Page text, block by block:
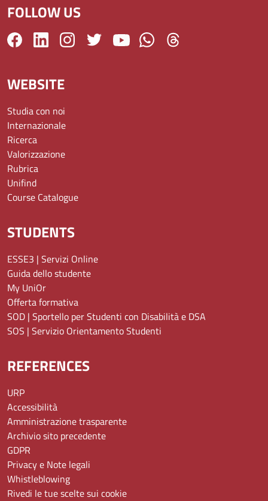
FOLLOW US
WEBSITE
Studia con noi
Internazionale
Ricerca
Valorizzazione
Rubrica
Unifind
Course Catalogue
STUDENTS
ESSE3 | Servizi Online
Guida dello studente
My UniOr
Offerta formativa
SOD | Sportello per Studenti con Disabilità e DSA
SOS | Servizio Orientamento Studenti
REFERENCES
URP
Accessibilità
Amministrazione trasparente
Archivio sito precedente
GDPR
Privacy e Note legali
Whistleblowing
Rivedi le tue scelte sui cookie